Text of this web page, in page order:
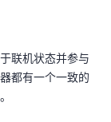
联机状态并参与
都有一个一致的